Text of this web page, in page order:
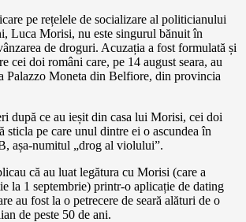
pe rețelele de socializare al politicianului
Luca Morisi, nu este singurul bănuit în
de droguri. Acuzația a fost formulată și
cei doi români care, pe 14 august seara, au
Palazzo Moneta din Belfiore, din provincia
după ce au ieșit din casa lui Morisi, cei doi
sticla pe care unul dintre ei o ascundea în
așa-numitul „drog al violului”.
că au luat legătura cu Morisi (care a
la 1 septembrie) printr-o aplicație de dating
au fost la o petrecere de seară alături de o
de peste 50 de ani.